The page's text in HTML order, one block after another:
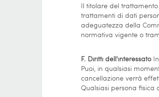
Il titolare del
trattamenti di dati
adeguatezza della
normativa vigente o
F. Diritti dell'interessato
Puoi, in qualsiasi
cancellazione verrà
Qualsiasi persona fisica